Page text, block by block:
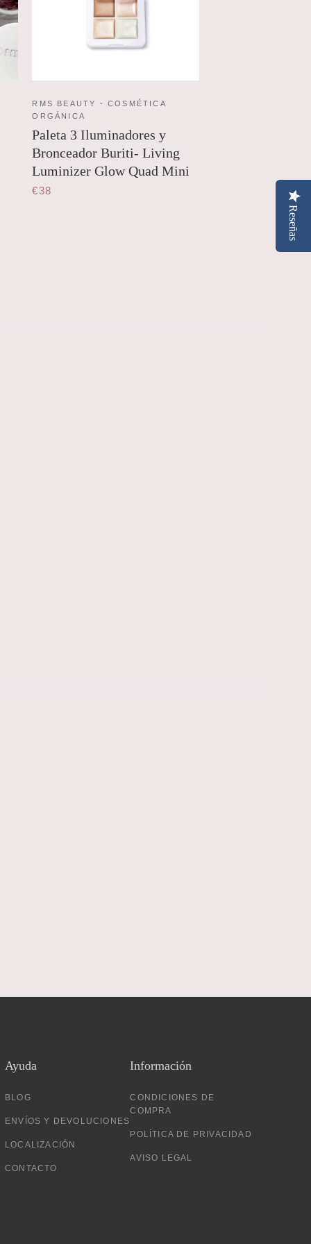
RMS BEAUTY - COSMÉTICA
ORGÁNICA
Paleta 3 Iluminadores y
Bronceador Buriti- Living
Luminizer Glow Quad Mini
€38
Ayuda
BLOG
ENVÍOS Y DEVOLUCIONES
LOCALIZACIÓN
CONTACTO
Información
CONDICIONES DE
COMPRA
POLÍTICA DE PRIVACIDAD
AVISO LEGAL
Reseñas